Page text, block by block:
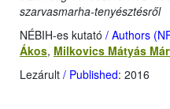
szarvasmarha-tenyésztésről
NÉBIH-es kutató / Authors
Ákos, Milkovics Mátyás
Lezárult / Published: 2016